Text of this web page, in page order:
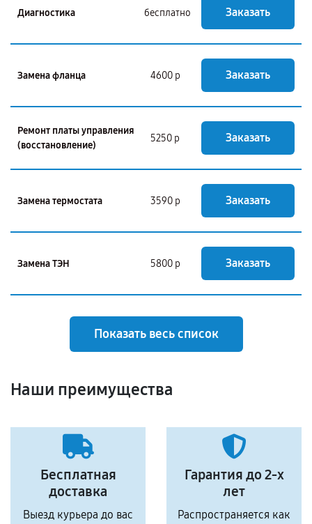
Диагностика бесплатно Заказать
Замена фланца 4600 р Заказать
Ремонт платы управления
(восстановление)
5250 р Заказать
Замена термостата 3590 р Заказать
Замена ТЭН 5800 р Заказать
Показать весь список
Наши преимущества
Бесплатная
доставка
Выезд курьера до вас
Гарантия до 2-х
лет
Распространяется как